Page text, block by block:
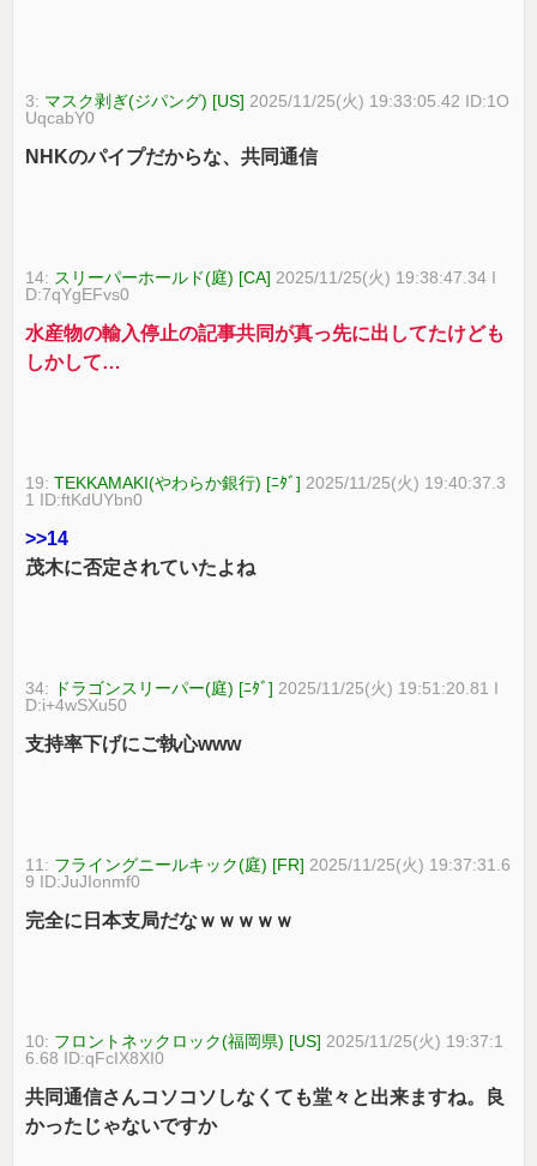
3: マスク剥ぎ(ジパング) [US] 2025/11/25(火) 19:33:05.42 ID:1O
UqcabY0
NHKのパイプだからな、共同通信
14: スリーパーホールド(庭) [CA] 2025/11/25(火) 19:38:47.34 I
D:7qYgEFvs0
水産物の輸入停止の記事共同が真っ先に出してたけども
しかして…
19:TEKKAMAKI(やわらか銀行) [ﾆﾀﾞ] 2025/11/25(火) 19:40:37.3
1 ID:ftKdUYbn0
>>14
茂木に否定されていたよね
34: ドラゴンスリーパー(庭) [ﾆﾀﾞ] 2025/11/25(火) 19:51:20.81 I
D:i+4wSXu50
支持率下げにご執心www
11: フライングニールキック(庭) [FR] 2025/11/25(火) 19:37:31.6
9 ID:JuJIonmf0
完全に日本支局だなｗｗｗｗｗ
10: フロントネックロック(福岡県) [US] 2025/11/25(火) 19:37:1
6.68 ID:qFcIX8XI0
共同通信さんコソコソしなくても堂々と出来ますね。良
かったじゃないですか